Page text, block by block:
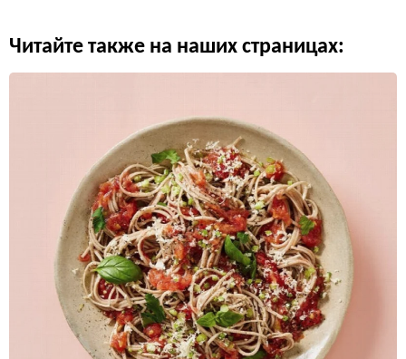
Читайте также на наших страницах: